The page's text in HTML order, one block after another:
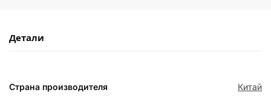
Детали
Страна производителя Китай